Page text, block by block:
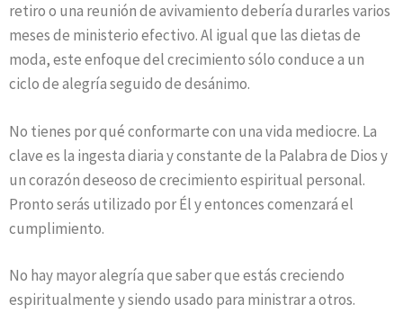
retiro o una reunión de avivamiento debería durarles varios
meses de ministerio efectivo. Al igual que las dietas de
moda, este enfoque del crecimiento sólo conduce a un
ciclo de alegría seguido de desánimo.
No tienes por qué conformarte con una vida mediocre. La
clave es la ingesta diaria y constante de la Palabra de Dios y
un corazón deseoso de crecimiento espiritual personal.
Pronto serás utilizado por Él y entonces comenzará el
cumplimiento.
No hay mayor alegría que saber que estás creciendo
espiritualmente y siendo usado para ministrar a otros.